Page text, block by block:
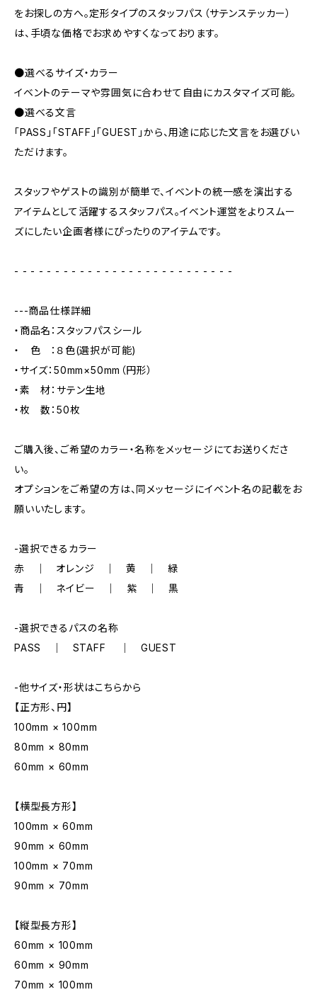
をお探しの方へ。定形タイプのスタッフパス（サテンステッカー）
は、手頃な価格でお求めやすくなっております。
●選べるサイズ・カラー
イベントのテーマや雰囲気に合わせて自由にカスタマイズ可能。
●選べる文言
「PASS」「STAFF」「GUEST」から、用途に応じた文言をお選びい
ただけます。
スタッフやゲストの識別が簡単で、イベントの統一感を演出する
アイテムとして活躍するスタッフパス。イベント運営をよりスムー
ズにしたい企画者様にぴったりのアイテムです。
- - - - - - - - - - - - - - - - - - - - - - - - - - -
---商品仕様詳細
・商品名：スタッフパスシール
・ 色 ：８色(選択が可能)
・サイズ：50mm×50mm（円形）
・素 材：サテン生地
・枚 数：50枚
ご購入後、ご希望のカラー・名称をメッセージにてお送りくださ
い。
オプションをご希望の方は、同メッセージにイベント名の記載をお
願いいたします。
-選択できるカラー
赤 ｜ オレンジ ｜ 黄 ｜ 緑
青 ｜ ネイビー ｜ 紫 ｜ 黒
-選択できるパスの名称
PASS ｜ STAFF ｜ GUEST
-他サイズ・形状はこちらから
【正方形、円】
100mm × 100mm
80mm × 80mm
60mm × 60mm
【横型長方形】
100mm × 60mm
90mm × 60mm
100mm × 70mm
90mm × 70mm
【縦型長方形】
60mm × 100mm
60mm × 90mm
70mm × 100mm